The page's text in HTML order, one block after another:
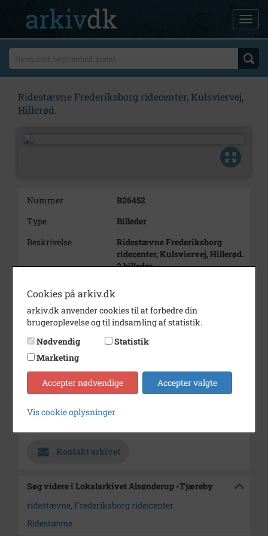
Ridestævne Frederiksborg ridecenter, Kulsviervej,
Hillerød.
Nummer
B26452
Type
Billeder
Beskrivelse
Ridestævne Frederiksborg
ridecenter, Kulsviervej, Hillerød.
2 billeder
Årstal
Dateringsnote
4(8 1979
Fotograf
Jørgen Rubæk Hansen
Type
Kommune (1970-2050)
Enhed
Hillerød Kommune (2007-2050)
Arkiv
Kontakt arkivet
Søg videre i Lokalarkivet Alsønderup -Tjæreby
ridestævne, Frederiksborg rideicenter
Ridestævne
Cookies på arkiv.dk
arkiv.dk anvender cookies til at forbedre din
brugeroplevelse og til indsamling af statistik.
Nødvendig
Statistik
Marketing
Accepter nødvendige Accepter valgte
Vis cookie oplysninger